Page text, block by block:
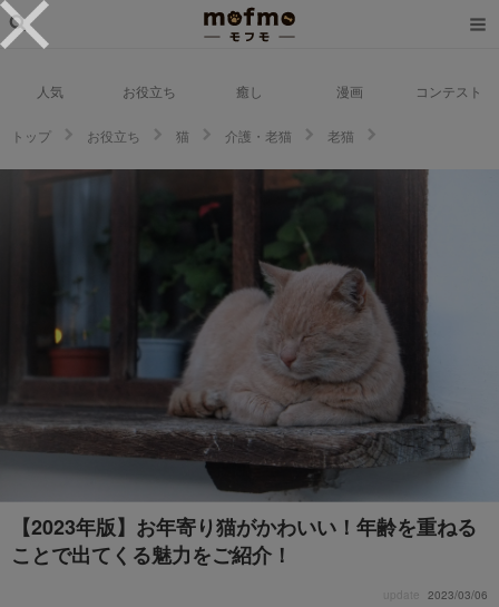
人気 お役立ち 癒し 漫画 コンテスト
トップ お役立ち 猫 介護・老猫
老猫
【2023年版】お年寄り猫がかわいい！年齢を重ねる
ことで出てくる魅力をご紹介！
update 2023/03/06